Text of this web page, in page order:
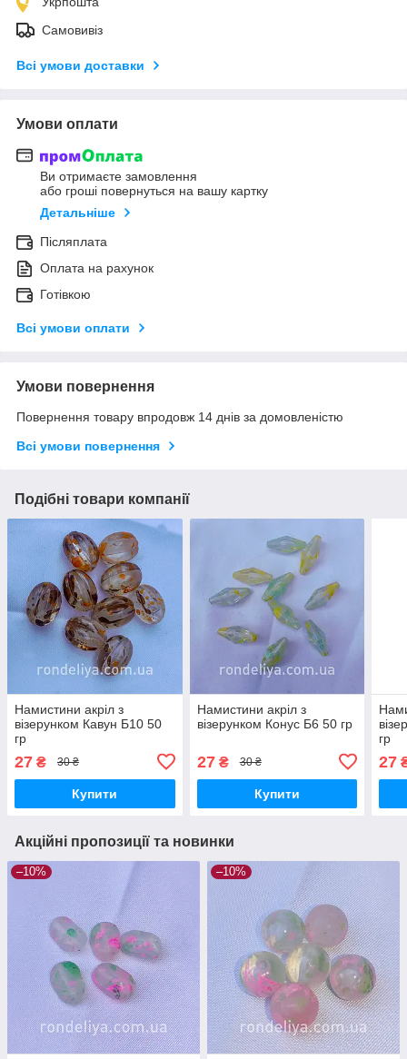
Самовивіз
Всі умови доставки
Умови оплати
Ви отримаєте замовлення
або гроші повернуться на вашу картку
Детальніше
Післяплата
Оплата на рахунок
Готівкою
Всі умови оплати
Умови повернення
Повернення товару впродовж 14 днів за домовленістю
Всі умови повернення
Подібні товари компанії
Намистини акріл з
візерунком Кавун Б10 50
гр
27 ₴ 30 ₴
Купити
Намистини акріл з
візерунком Конус Б6 50 гр
27₴ 30 ₴
Купити
гр
27
Акційні пропозиції та новинки
–10% –10%